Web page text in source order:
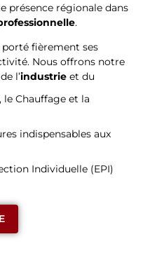
présence régionale dans
.
fièrement ses
Nous offrons notre
de l’industrie et du
le Chauffage et la
indispensables aux
Individuelle (EPI)